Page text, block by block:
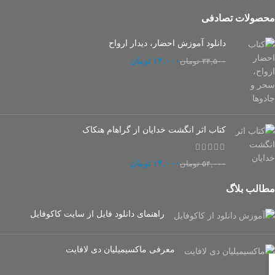
محصولات تصادفی
دانلود آموزش احضار، دیدار ارواح
۳۴,۵۰۰ تومان ۱۳,۰۰۰ تومان
کتاب اثر انگشت خدایان از گراهام هنکاک
۵۴,۰۰۰ تومان ۱۴,۰۰۰ تومان
مطالب بلاگ
راهنمای دانلود فایل از سایت کاکوفایل
معرفی ماکسیمیلیان دی لافایت